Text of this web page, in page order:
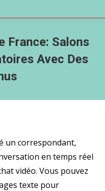
France: Salons
Avec Des
un correspondant,
en temps réel
vidéo. Vous pouvez
texte pour